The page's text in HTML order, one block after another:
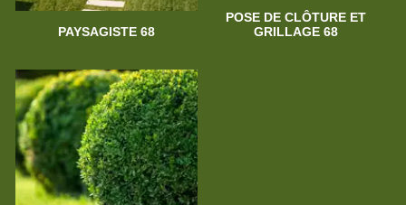
PAYSAGISTE 68
POSE DE CLÔTURE ET
GRILLAGE 68